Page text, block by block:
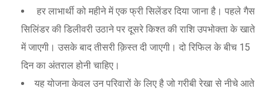
हर लाभार्थी को महीने में एक फ्री सिलेंडर दिया जाना है। पहले गैस
सिलिंडर की डिलीवरी उठाने पर दूसरे किश्त की राशि उपभोक्ता के खाते
में जाएगी। उसके बाद तीसरी क़िस्त दी जाएगी। दो रिफिल के बीच 15
दिन का अंतराल होनी चाहिए।
यह योजना केवल उन परिवारों के लिए है जो गरीबी रेखा से नीचे आते